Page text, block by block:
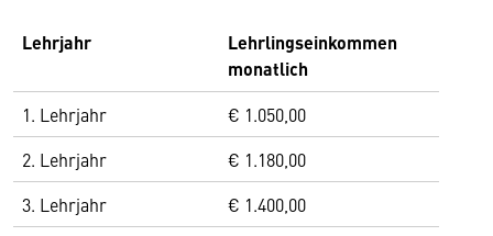
Lehrjahr
Lehrlingseinkommen
monatlich
1. Lehrjahr
€ 1.050,00
2. Lehrjahr
€ 1.180,00
3. Lehrjahr
€ 1.400,00